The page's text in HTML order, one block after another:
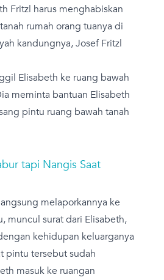
Fritzl harus menghabiskan
rumah orang tuanya di
kandungnya, Josef Fritzl
Elisabeth ke ruang bawah
meminta bantuan Elisabeth
pintu ruang bawah tanah
tapi Nangis Saat
melaporkannya ke
muncul surat dari Elisabeth,
kehidupan keluarganya
pintu tersebut sudah
masuk ke ruangan